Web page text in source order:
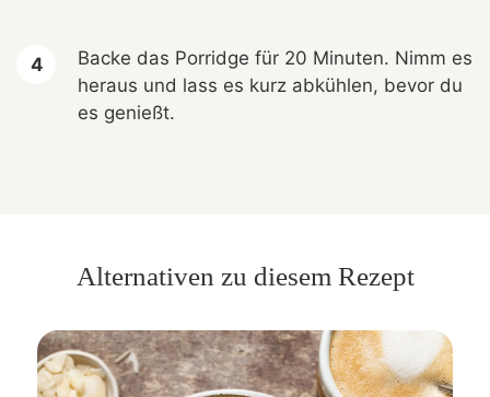
Backe das Porridge für 20 Minuten. Nimm es
heraus und lass es kurz abkühlen, bevor du
es genießt.
Alternativen zu diesem Rezept